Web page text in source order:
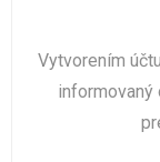
Vytvorením
informovaný